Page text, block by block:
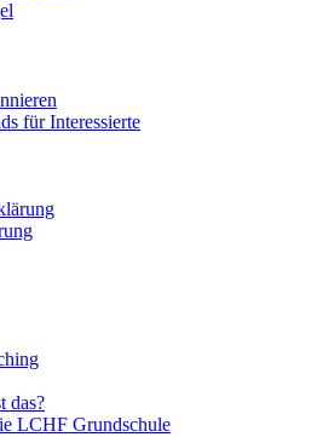
für Interessierte
das?
LCHF Grundschule